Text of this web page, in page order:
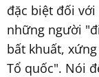
đặc biệt đối
những người
bất khuất,
Tổ quốc". Nói